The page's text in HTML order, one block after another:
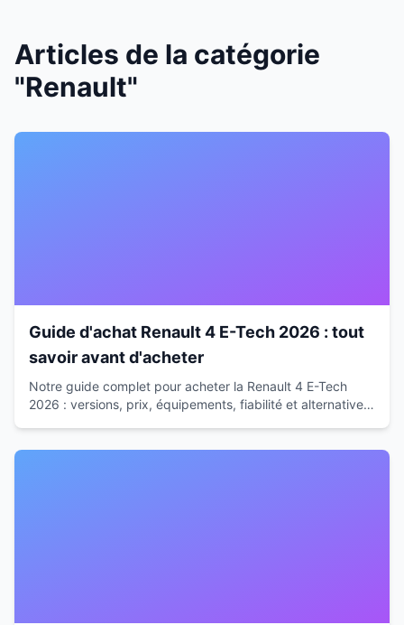
Articles de la catégorie
"Renault"
Guide d'achat Renault 4 E-Tech 2026 : tout
savoir avant d'acheter
Notre guide complet pour acheter la Renault 4 E-Tech
2026 : versions, prix, équipements, fiabilité et alternatives.